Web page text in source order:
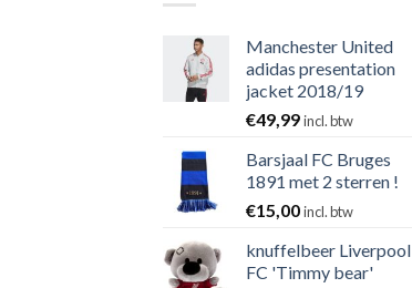
Manchester United
adidas presentation
jacket 2018/19
€49,99incl. btw
Barsjaal FC Bruges
1891 met 2 sterren !
€15,00incl. btw
knuffelbeer Liverpool
FC 'Timmy bear'